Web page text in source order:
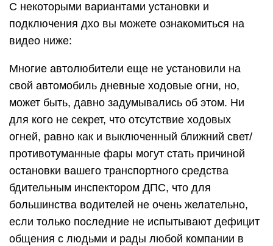
С некоторыми вариантами установки и
подключения дхо вы можете ознакомиться на
видео ниже:
Многие автолюбители еще не установили на
свой автомобиль дневные ходовые огни, но,
может быть, давно задумывались об этом. Ни
для кого не секрет, что отсутствие ходовых
огней, равно как и выключенный ближний свет/
противотуманные фары могут стать причиной
остановки вашего транспортного средства
бдительным инспектором ДПС, что для
большинства водителей не очень желательно,
если только последние не испытывают дефицит
общения с людьми и рады любой компании в